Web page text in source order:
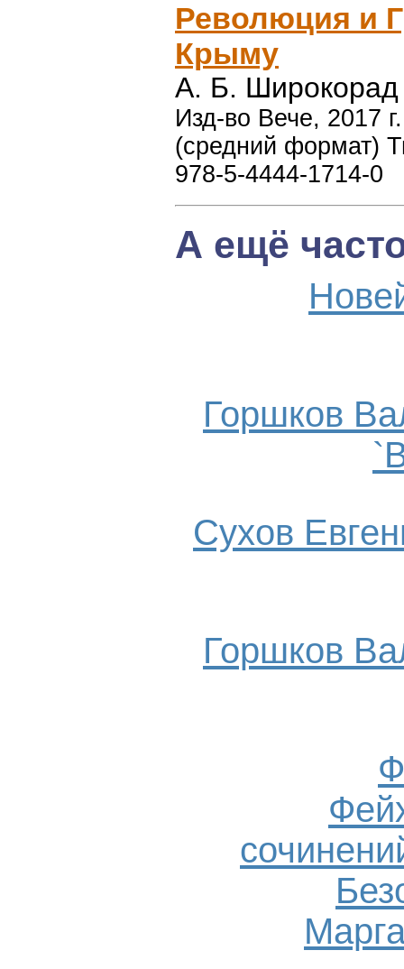
Революция и
Крыму
А. Б. Широкорад
Изд-во Вече, 2017
(средний формат)
978-5-4444-1714-0
А ещё
Горшков
Сухов
Горшков